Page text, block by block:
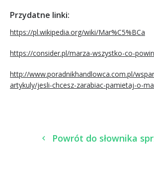
Przydatne linki:
https://pl.wikipedia.org/wiki/Mar%C5%BCa
https://consider.pl/marza-wszystko-co-
http://www.poradnikhandlowca.com.pl/
artykuly/jesli-chcesz-zarabiac-pamietaj-o-
Powrót do słownika